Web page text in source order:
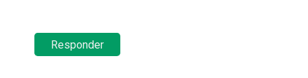
Responder